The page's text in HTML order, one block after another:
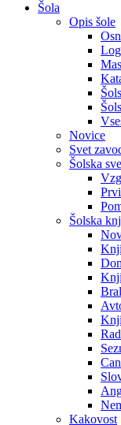
Šola
Opis šole
Novice
Svet
Šolska
Šolska
Kakovost